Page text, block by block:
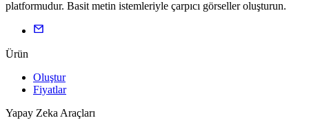
platformudur. Basit metin istemleriyle çarpıcı görseller oluşturun.
Ürün
Oluştur
Fiyatlar
Yapay Zeka Araçları